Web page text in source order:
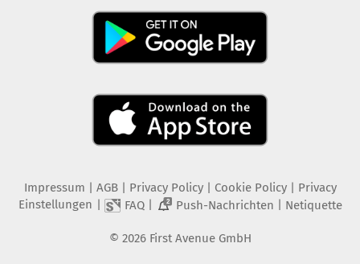
Impressum AGB Privacy Policy| Cookie Policy| Privacy
Einstellungen
FAQ| 2 Push-Nachrichten Netiquette
© 2026 First Avenue GmbH